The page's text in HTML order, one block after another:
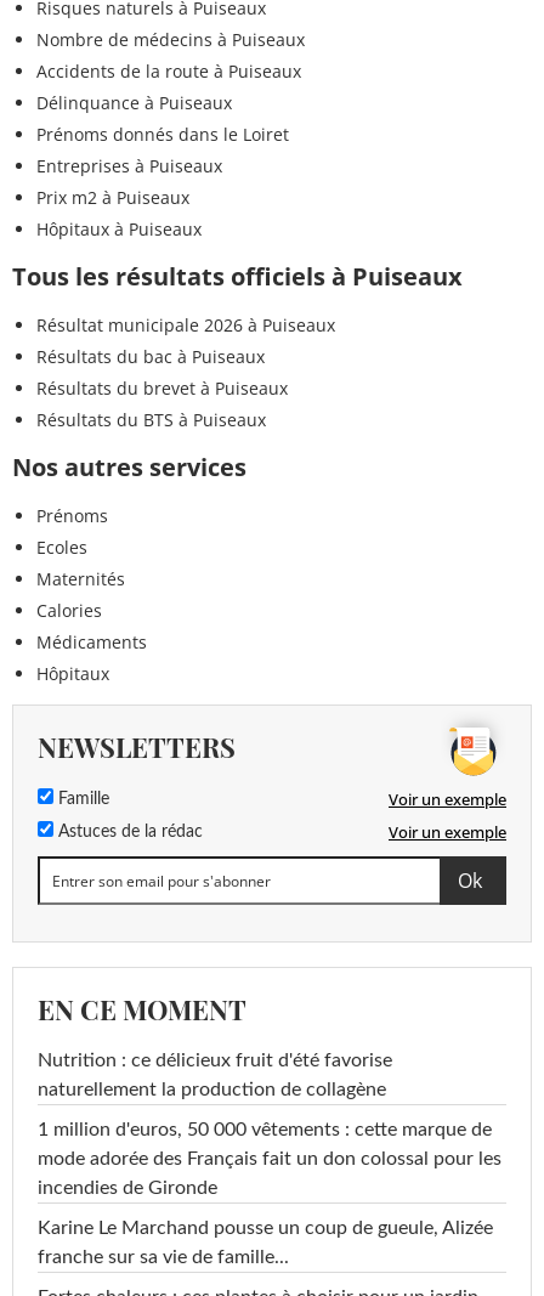
Risques naturels à Puiseaux
Nombre de médecins à Puiseaux
Accidents de la route à Puiseaux
Délinquance à Puiseaux
Prénoms donnés dans le Loiret
Entreprises à Puiseaux
Prix m2 à Puiseaux
Hôpitaux à Puiseaux
Tous les résultats officiels à Puiseaux
Résultat municipale 2026 à Puiseaux
Résultats du bac à Puiseaux
Résultats du brevet à Puiseaux
Résultats du BTS à Puiseaux
Nos autres services
Prénoms
Ecoles
Maternités
Calories
Médicaments
Hôpitaux
NEWSLETTERS
Famille Voir un exemple
Astuces de la rédac Voir un exemple
EN CE MOMENT
Nutrition : ce délicieux fruit d'été favorise
naturellement la production de collagène
1 million d'euros, 50 000 vêtements : cette marque de
mode adorée des Français fait un don colossal pour les
incendies de Gironde
Karine Le Marchand pousse un coup de gueule, Alizée
franche sur sa vie de famille...